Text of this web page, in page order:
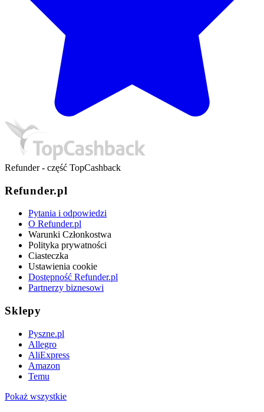
Refunder - część TopCashback
Refunder.pl
Pytania i odpowiedzi
O Refunder.pl
Warunki Członkostwa
Polityka prywatności
Ciasteczka
Ustawienia cookie
Dostępność Refunder.pl
Partnerzy biznesowi
Sklepy
Pyszne.pl
Allegro
AliExpress
Amazon
Temu
Pokaż wszystkie